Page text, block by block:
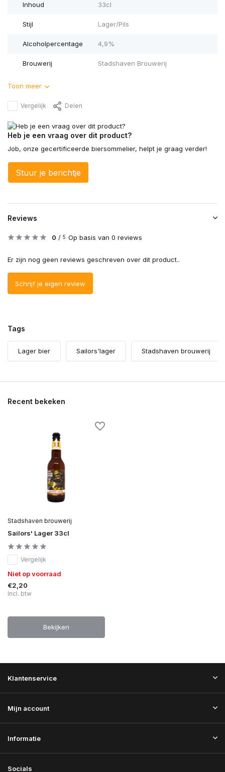
Inhoud 33cl
Stijl Lager/Pils
Alcoholpercentage 4,9%
Brouwerij Stadshaven Brouwerij
Toon meer
Vergelijk Delen
Heb je een vraag over dit product?
Job, onze gecertificeerde biersommelier, helpt je graag verder!
Stuur je berichtje
Reviews
0 / 5 Op basis van 0 reviews
Er zijn nog geen reviews geschreven over dit product..
Schrijf je eigen review
Tags
Lager bier Sailors'lager Stadshaven brouwerij
Recent bekeken
Stadshaven brouwerij
Sailors' Lager 33cl
Vergelijk
Niet op voorraad
€2,20
Incl. btw
Bekijken
Klantenservice
Mijn account
Informatie
Socials